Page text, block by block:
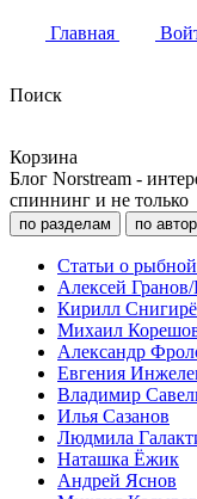
Главная
Поиск
Корзина
Блог Norstream -
спиннинг и не только
по разделам по
Статьи о
Алексей
Кирилл
Михаил
Александр
Евгения
Владимир
Илья Сазанов
Людмила
Наташка Ёжик
Андрей Яснов